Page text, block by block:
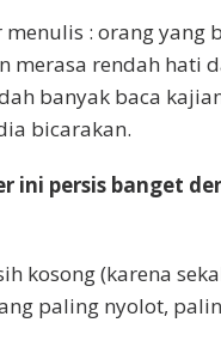
: orang
merasa rendah hati
banyak baca
bicarakan.
ini persis banget
kosong (karena
paling nyolot,